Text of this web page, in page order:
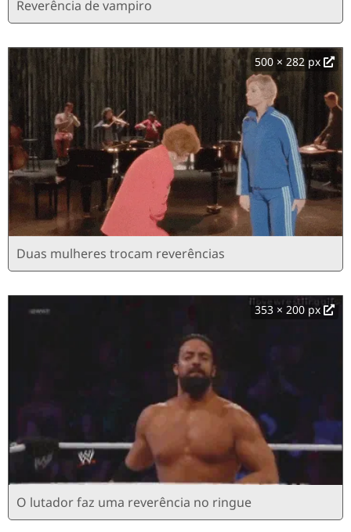
Reverência de vampiro
500 × 282 px
Duas mulheres trocam reverências
353 × 200 px
O lutador faz uma reverência no ringue